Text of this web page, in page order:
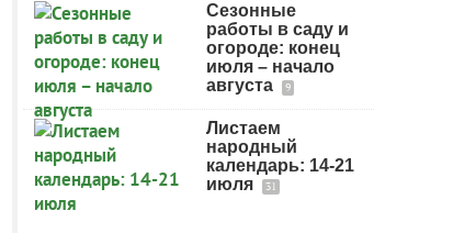
Сезонные
работы в саду и
огороде: конец
июля – начало
августа
9
Листаем
народный
календарь: 14-21
июля
31